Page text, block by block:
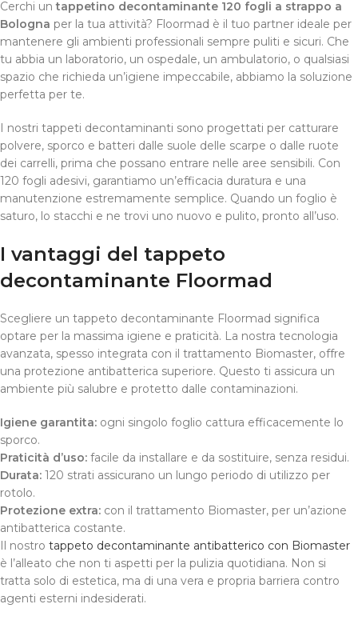
Cerchi untappetino decontaminante 120 fogli a strappo a
Bologna per la tua attività? Floormad è il tuo partner ideale per
mantenere gli ambienti professionali sempre puliti e sicuri. Che
tu abbia un laboratorio, un ospedale, un ambulatorio, o qualsiasi
spazio che richieda un’igiene impeccabile, abbiamo la soluzione
perfetta per te.
I nostri tappeti decontaminanti sono progettati per catturare
polvere, sporco e batteri dalle suole delle scarpe o dalle ruote
dei carrelli, prima che possano entrare nelle aree sensibili. Con
120 fogli adesivi, garantiamo un’efficacia duratura e una
manutenzione estremamente semplice. Quando un foglio è
saturo, lo stacchi e ne trovi uno nuovo e pulito, pronto all’uso.
I vantaggi del tappeto
decontaminante Floormad
Scegliere un tappeto decontaminante Floormad significa
optare per la massima igiene e praticità. La nostra tecnologia
avanzata, spesso integrata con il trattamento Biomaster, offre
una protezione antibatterica superiore. Questo ti assicura un
ambiente più salubre e protetto dalle contaminazioni.
Igiene garantita: ogni singolo foglio cattura efficacemente lo
sporco.
Praticità d’uso: facile da installare e da sostituire, senza residui.
Durata: 120 strati assicurano un lungo periodo di utilizzo per
rotolo.
Protezione extra: con il trattamento Biomaster, per un’azione
antibatterica costante.
Il nostro tappeto decontaminante antibatterico con Biomaster
è l’alleato che non ti aspetti per la pulizia quotidiana. Non si
tratta solo di estetica, ma di una vera e propria barriera contro
agenti esterni indesiderati.